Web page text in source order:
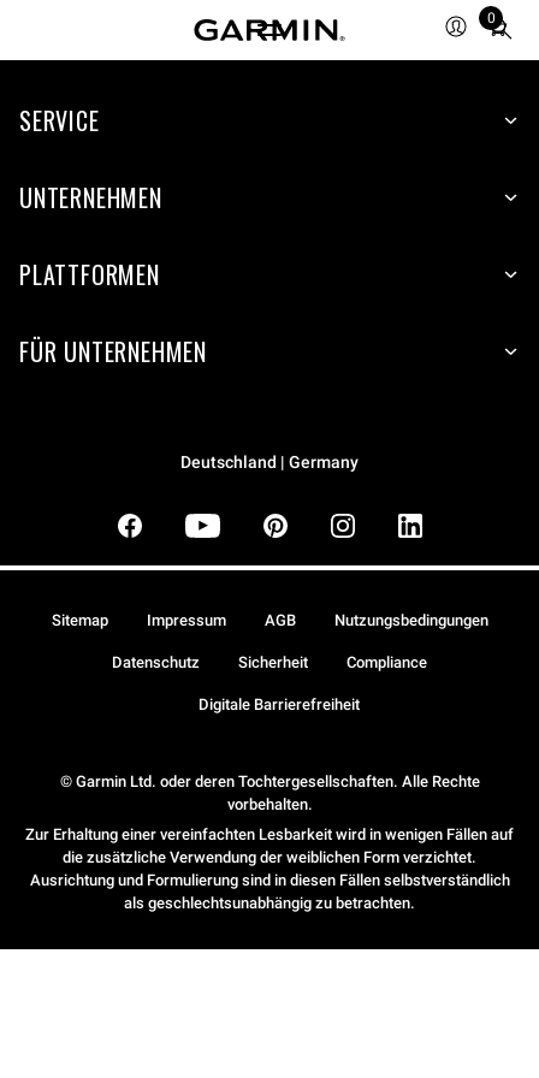
0
Total
items
cart:
SERVICE
UNTERNEHMEN
PLATTFORMEN
FÜR UNTERNEHMEN
Deutschland | Germany
© Garmin Ltd. oder deren Tochtergesellschaften. Alle Rechte
vorbehalten.
Zur Erhaltung einer vereinfachten Lesbarkeit wird in wenigen Fällen auf
die zusätzliche Verwendung der weiblichen Form verzichtet.
Ausrichtung und Formulierung sind in diesen Fällen selbstverständlich
als geschlechtsunabhängig zu betrachten.
Sitemap Impressum AGB Nutzungsbedingungen
Datenschutz Sicherheit Compliance
Digitale Barrierefreiheit